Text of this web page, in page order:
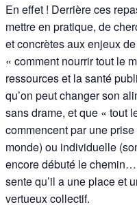
En effet ! Derrière ces
mettre en pratique, de
et concrètes aux enjeux
« comment nourrir tout le
ressources et la santé
qu’on peut changer son
sans drame, et que « tout
commencent par une
monde) ou individuelle
encore débuté le
sente qu’il a une place et
vertueux collectif.